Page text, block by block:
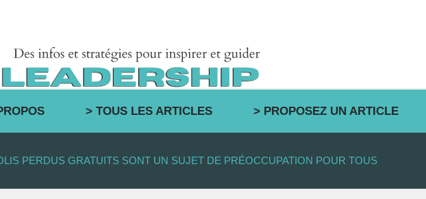
> TOUS LES ARTICLES > PROPOSEZ UN ARTICLE
PERDUS GRATUITS SONT UN SUJET DE PRÉOCCUPATION POUR TOUS